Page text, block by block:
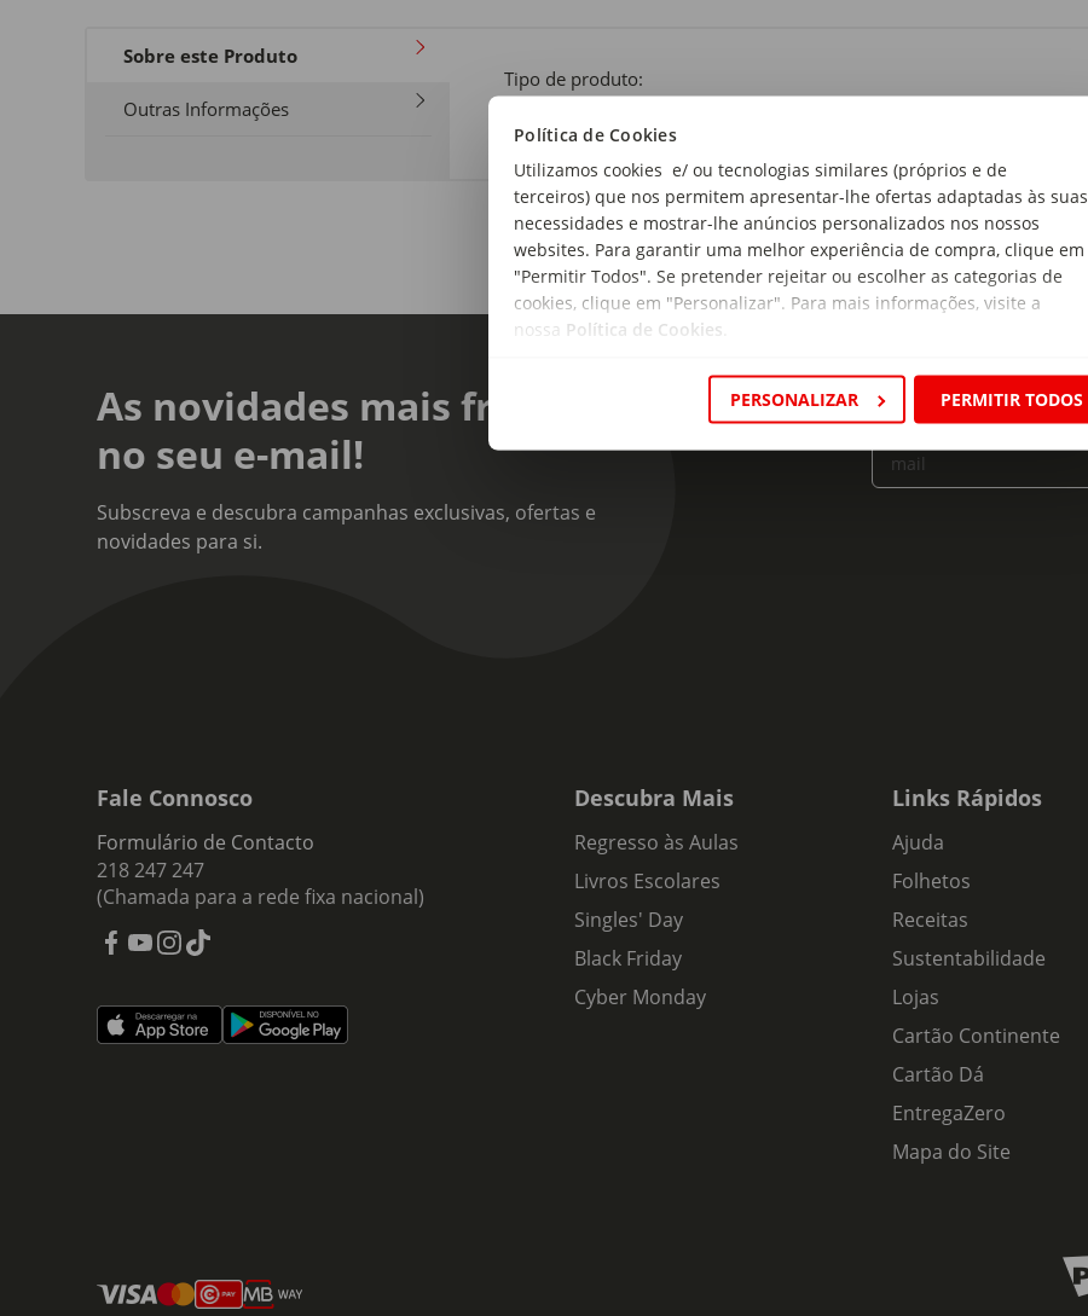
Política de Cookies
Utilizamos cookies e/ ou tecnologias similares (próprios e de
terceiros) que nos permitem apresentar-lhe ofertas adaptadas às suas
necessidades e mostrar-lhe anúncios personalizados nos nossos
websites. Para garantir uma melhor experiência de compra, clique em
"Permitir Todos". Se pretender rejeitar ou escolher as categorias de
cookies, clique em "Personalizar". Para mais informações, visite a
nossa Política de Cookies
PERSONALIZAR PERMITIR TODOS
Sobre este Produto
Outras Informações
Tipo de produto:
As novidades mais frescas
no seu e-mail!
Subscreva e descubra campanhas exclusivas, ofertas e
novidades para si.
mail
Fale Connosco
Formulário de Contacto
218 247 247
(Chamada para a rede fixa nacional)
Descubra Mais
Regresso às Aulas
Livros Escolares
Singles' Day
Black Friday
Cyber Monday
Links Rápidos
Ajuda
Folhetos
Receitas
Sustentabilidade
Lojas
Cartão Continente
Cartão Dá
EntregaZero
Mapa do Site